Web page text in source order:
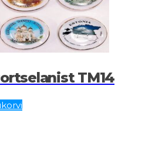
TM14